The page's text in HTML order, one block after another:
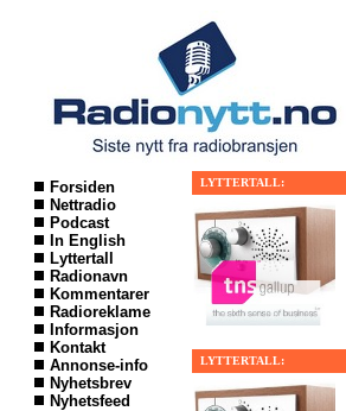
Forsiden
Nettradio
Podcast
In English
Lyttertall
Radionavn
Kommentarer
Radioreklame
Informasjon
Kontakt
Annonse-info
Nyhetsbrev
Nyhetsfeed
LYTTERTALL:
LYTTERTALL: